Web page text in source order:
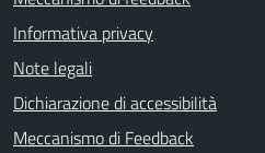
Informativa privacy
Note legali
Dichiarazione di accessibilità
Meccanismo di Feedback